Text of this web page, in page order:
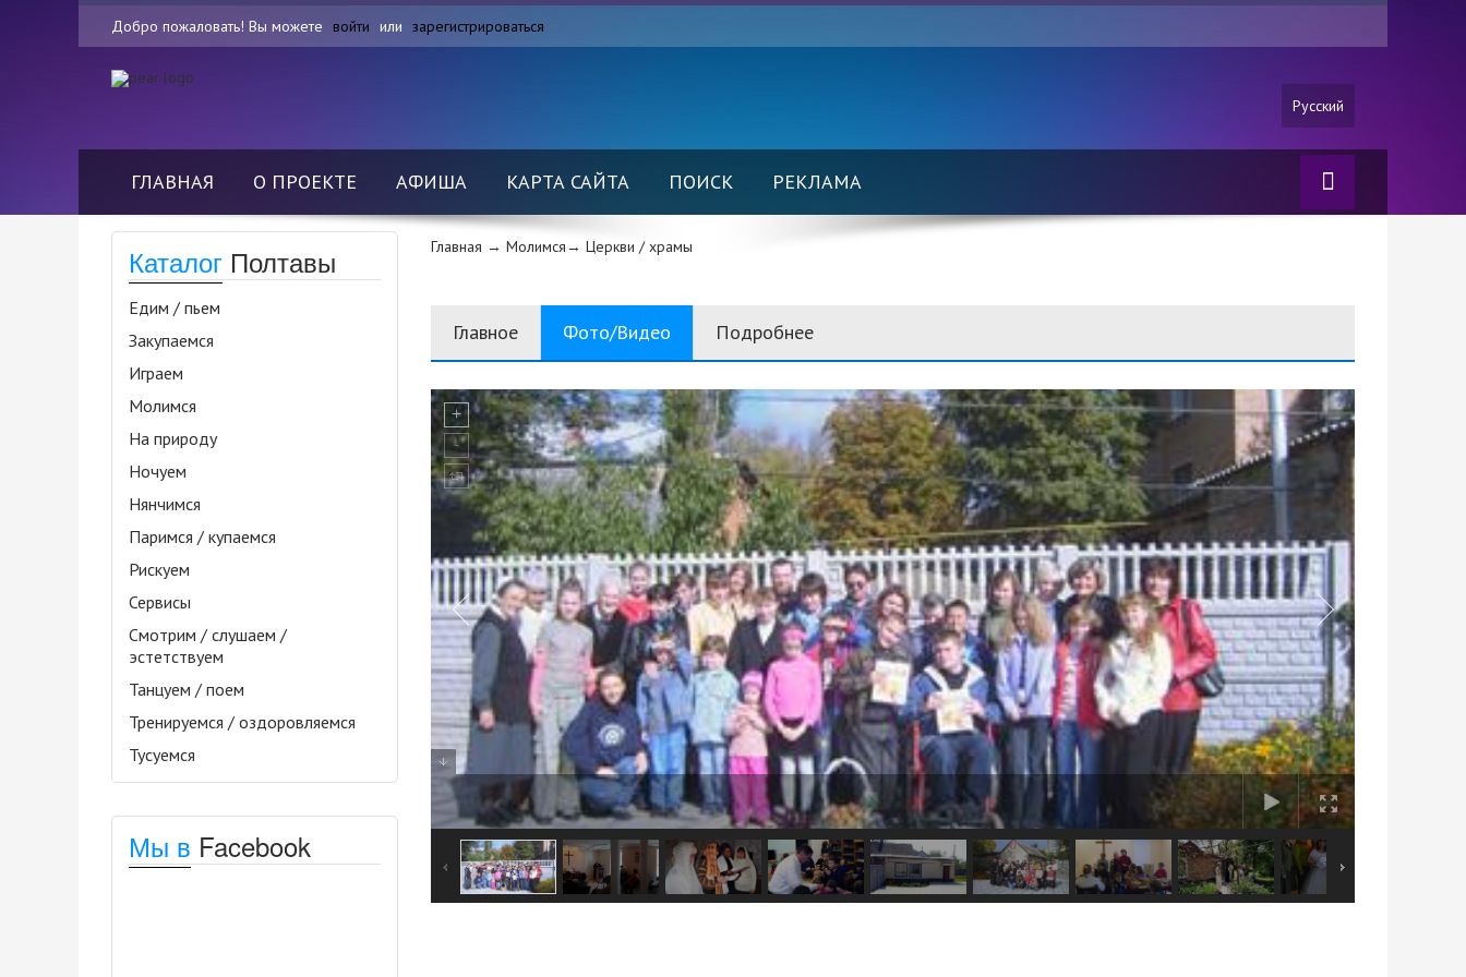
Добро пожаловать! Вы можете войти или зарегистрироваться
Русский
ГЛАВНАЯ О ПРОЕКТЕ АФИША КАРТА САЙТА ПОИСК РЕКЛАМА
Каталог Полтавы
Едим / пьем
Закупаемся
Играем
Молимся
На природу
Ночуем
Нянчимся
Паримся / купаемся
Рискуем
Сервисы
Смотрим / слушаем /
эстетствуем
Танцуем / поем
Тренируемся / оздоровляемся
Тусуемся
Мы в Facebook
Главная → Молимся→ Церкви / храмы
Главное Фото/Видео Подробнее